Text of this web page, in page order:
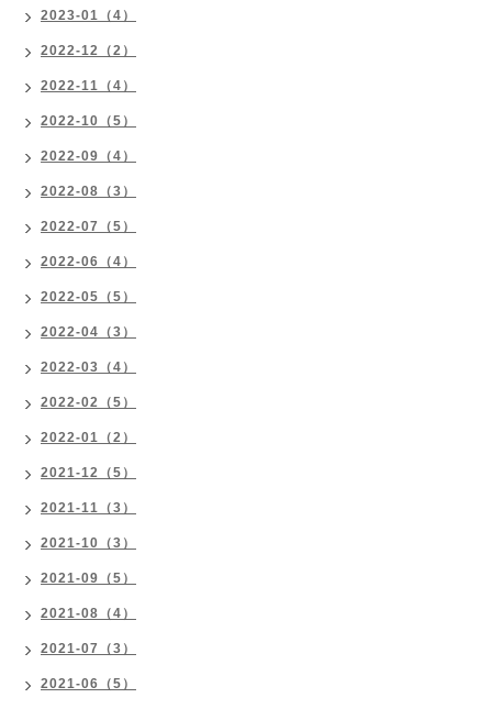
2023-01（4）
2022-12（2）
2022-11（4）
2022-10（5）
2022-09（4）
2022-08（3）
2022-07（5）
2022-06（4）
2022-05（5）
2022-04（3）
2022-03（4）
2022-02（5）
2022-01（2）
2021-12（5）
2021-11（3）
2021-10（3）
2021-09（5）
2021-08（4）
2021-07（3）
2021-06（5）